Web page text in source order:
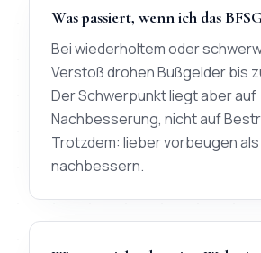
Was passiert, wenn ich das
Bei wiederholtem oder
Verstoß drohen Bußgelder bis
Der Schwerpunkt liegt aber auf
Nachbesserung, nicht auf
Trotzdem: lieber vorbeugen als
nachbessern.